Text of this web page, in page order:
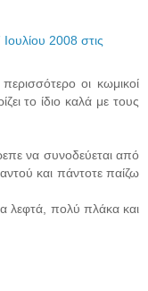
Ιουλίου 2008 στις
οι κωμικοί
το ίδιο καλά με τους
να συνοδεύεται από
και πάντοτε παίζω
λεφτά, πολύ πλάκα και